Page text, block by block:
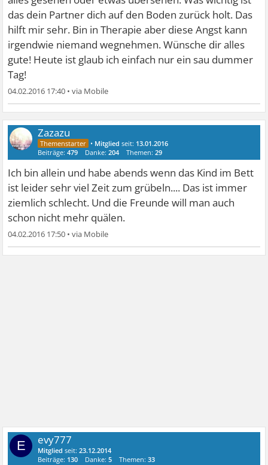
das dein Partner dich auf den Boden zurück holt. Das
hilft mir sehr. Bin in Therapie aber diese Angst kann
irgendwie niemand wegnehmen. Wünsche dir alles
gute! Heute ist glaub ich einfach nur ein sau dummer
Tag!
04.02.2016 17:40 •
Zazazu
• Mitglied seit: 13.01.2016
Beiträge:479 Danke:204 Themen:29
Ich bin allein und habe abends wenn das Kind im Bett
ist leider sehr viel Zeit zum grübeln.... Das ist immer
ziemlich schlecht. Und die Freunde will man auch
schon nicht mehr quälen.
04.02.2016 17:50 •
E evy777
Mitglied seit:23.12.2014
Beiträge: 130 Danke:5 Themen:33